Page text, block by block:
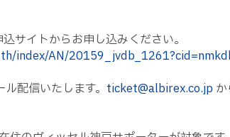
サイトからお申し込みください。
index/AN/
配信いたします。 ticket@albirex.co.jp